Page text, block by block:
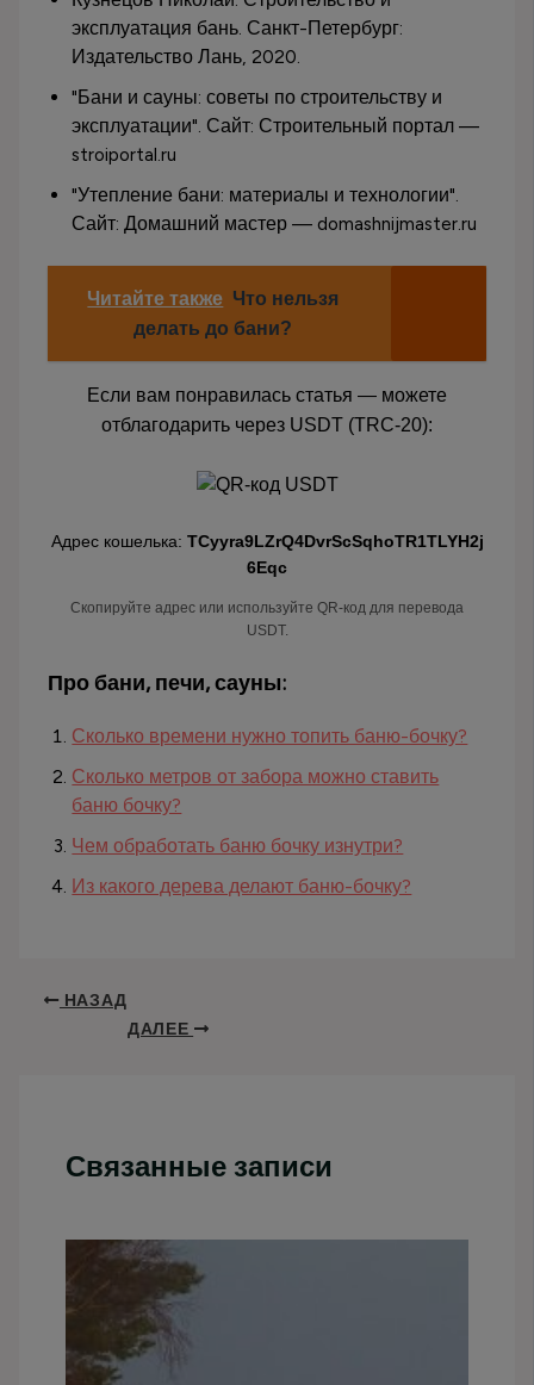
эксплуатация бань. Санкт-Петербург:
Издательство Лань, 2020.
"Бани и сауны: советы по строительству и
эксплуатации". Сайт: Строительный портал —
stroiportal.ru
"Утепление бани: материалы и технологии".
Сайт: Домашний мастер — domashnijmaster.ru
Читайте также Что нельзя
делать до бани?
Если вам понравилась статья — можете
отблагодарить через USDT (TRC-20):
Адрес кошелька: TCyyra9LZrQ4DvrScSqhoTR1TLYH2j
6Eqc
Скопируйте адрес или используйте QR-код для перевода
USDT.
Про бани, печи, сауны:
Сколько времени нужно топить баню-бочку?
Сколько метров от забора можно ставить
баню бочку?
Чем обработать баню бочку изнутри?
Из какого дерева делают баню-бочку?
НАЗАД
ДАЛЕЕ
Связанные записи